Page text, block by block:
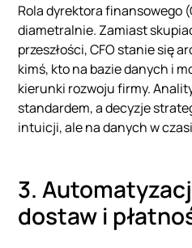
Rola dyrektora finansowego
diametralnie. Zamiast
przeszłości, CFO stanie się
kimś, kto na bazie danych i
kierunki rozwoju firmy.
standardem, a decyzje
intuicji, ale na danych w
3.
dostaw i